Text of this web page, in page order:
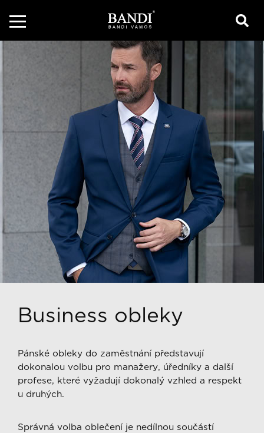
Business obleky
Pánské obleky do zaměstnání představují
dokonalou volbu pro manažery, úředníky a další
profese, které vyžadují dokonalý vzhled a respekt
u druhých.
Správná volba oblečení je nedílnou součástí